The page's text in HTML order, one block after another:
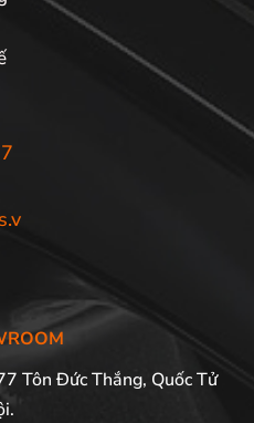
Tôn Đức Thắng, Quốc Tử